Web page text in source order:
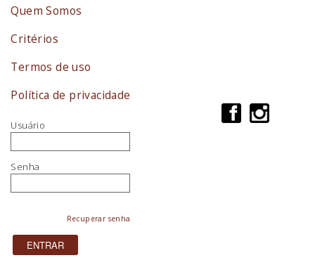
Quem Somos
Critérios
Termos de uso
Política de privacidade
Usuário
Senha
Recuperar senha